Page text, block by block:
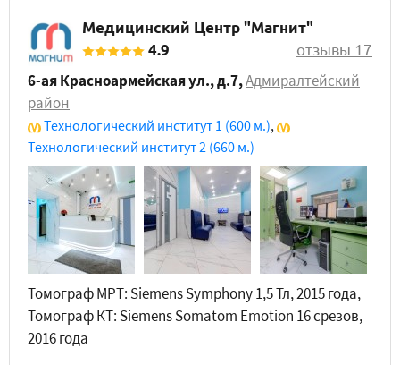
Медицинский Центр "Магнит"
4.9
отзывы 17
6-ая Красноармейская ул., д.7,Адмиралтейский
район
Технологический институт 1 (600 м.),
Технологический институт 2 (660 м.)
Томограф МРТ: Siemens Symphony 1,5 Тл, 2015 года,
Томограф КТ: Siemens Somatom Emotion 16 срезов,
2016 года